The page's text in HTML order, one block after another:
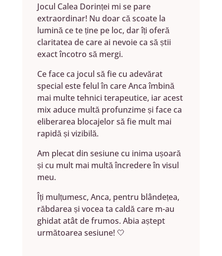
Jocul Calea Dorinței mi se pare
extraordinar! Nu doar că scoate la
lumină ce te ține pe loc, dar îți oferă
claritatea de care ai nevoie ca să știi
exact încotro să mergi.
Ce face ca jocul să fie cu adevărat
special este felul în care Anca îmbină
mai multe tehnici terapeutice, iar acest
mix aduce multă profunzime și face ca
eliberarea blocajelor să fie mult mai
rapidă și vizibilă.
Am plecat din sesiune cu inima ușoară
și cu mult mai multă încredere în visul
meu.
Îți mulțumesc, Anca, pentru blândețea,
răbdarea și vocea ta caldă care m-au
ghidat atât de frumos. Abia aștept
următoarea sesiune! 🤍